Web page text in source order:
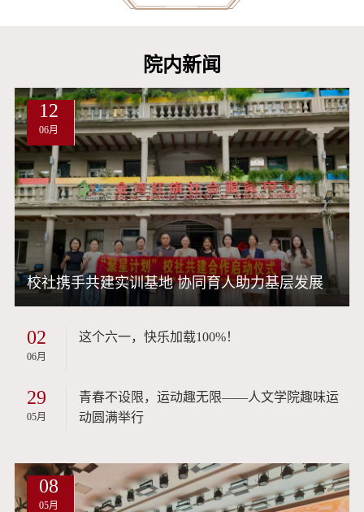
院内新闻
12
06月
校社携手共建实训基地 协同育人助力基层发展
02
06月
这个六一，快乐加载100%！
29
05月
青春不设限，运动趣无限——人文学院趣味运
动圆满举行
08
05月